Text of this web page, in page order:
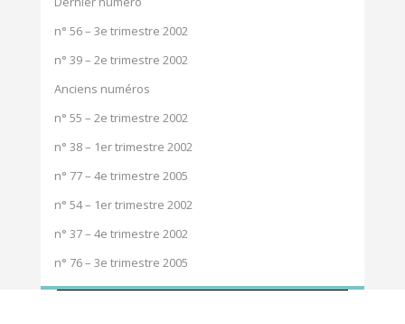
n° 56 – 3e trimestre 2002
n° 39 – 2e trimestre 2002
Anciens numéros
n° 55 – 2e trimestre 2002
n° 38 – 1er trimestre 2002
n° 77 – 4e trimestre 2005
n° 54 – 1er trimestre 2002
n° 37 – 4e trimestre 2002
n° 76 – 3e trimestre 2005